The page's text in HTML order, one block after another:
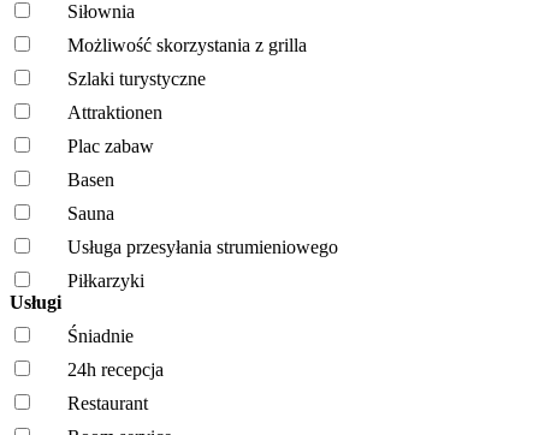
Siłownia
Możliwość skorzystania z grilla
Szlaki turystyczne
Attraktionen
Plac zabaw
Basen
Sauna
Usługa przesyłania strumieniowego
Piłkarzyki
Usługi
Śniadnie
24h recepcja
Restaurant